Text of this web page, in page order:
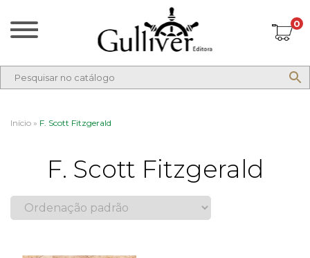
0
Início » F. Scott Fitzgerald
F. Scott Fitzgerald